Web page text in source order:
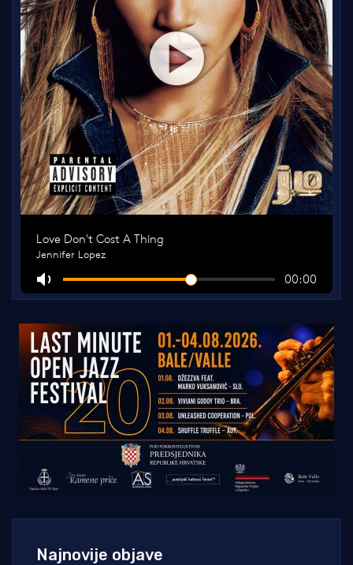
Najnovije objave